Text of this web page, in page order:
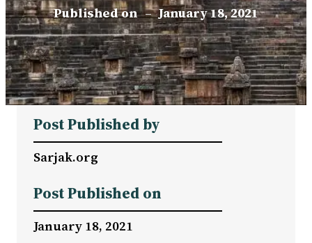
Published on – January 18, 2021
Post Published by
Sarjak.org
Post Published on
January 18, 2021